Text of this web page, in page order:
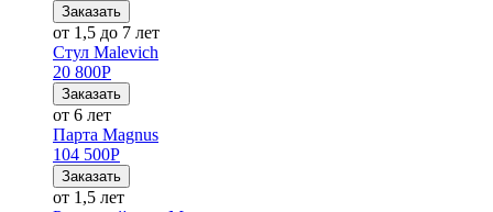
Заказать
от 1,5 до 7 лет
Стул Malevich
20 800Р
Заказать
от 6 лет
Парта Magnus
104 500Р
Заказать
от 1,5 лет